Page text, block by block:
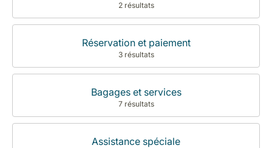
2 résultats
Réservation et paiement
3 résultats
Bagages et services
7 résultats
Assistance spéciale